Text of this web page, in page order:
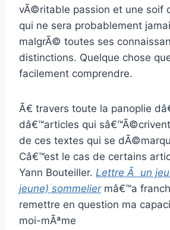
vÃ©ritable passion et une soif
qui ne sera probablement
malgrÃ© toutes ses
distinctions. Quelque chose
facilement comprendre.
Ã€ travers toute la panoplie
dâ€™articles qui
de ces textes qui se
Câ€™est le cas de certains
Yann Bouteiller. Lettre Ã un
jeune) sommeliermâ€™a
remettre en question ma
moi-mÃªme